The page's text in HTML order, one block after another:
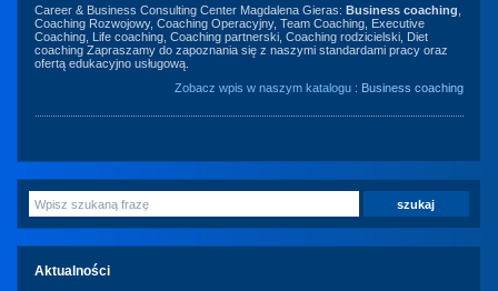
Career & Business Consulting Center Magdalena Gieras: Business coaching
Coaching Rozwojowy, Coaching Operacyjny, Team Coaching, Executive
Coaching, Life coaching, Coaching partnerski, Coaching rodzicielski, Diet
coaching Zapraszamy do zapoznania się z naszymi standardami pracy oraz
ofertą edukacyjno usługową.
Zobacz wpis w naszym katalogu : Business coaching
Aktualności